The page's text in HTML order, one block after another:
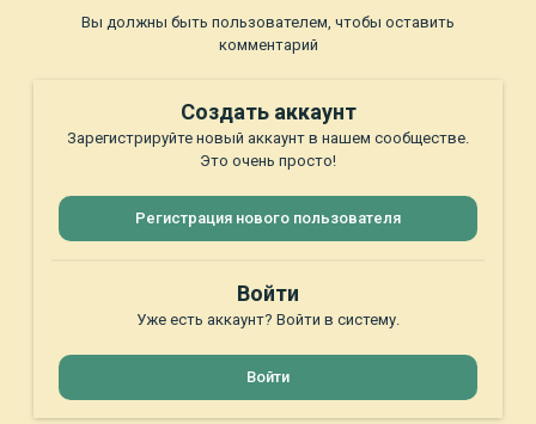
Вы должны быть пользователем, чтобы оставить
комментарий
Создать аккаунт
Зарегистрируйте новый аккаунт в нашем сообществе.
Это очень просто!
Регистрация нового пользователя
Войти
Уже есть аккаунт? Войти в систему.
Войти